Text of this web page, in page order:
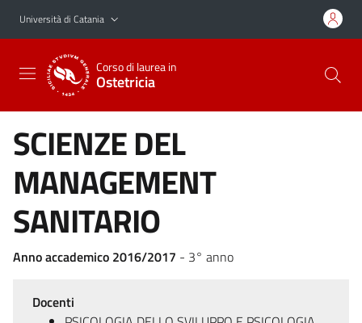
Vai al contenuto principale
Vai al menu di navigazione
Università di Catania
Corso di laurea in
Ostetricia
SCIENZE DEL
MANAGEMENT
SANITARIO
Anno accademico 2016/2017 - 3° anno
Docenti